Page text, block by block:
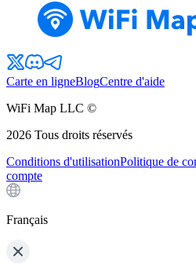
Carte en ligneBlogCentre d'aide
WiFi Map LLC ©
2026 Tous droits réservés
Conditions d'utilisationPolitique de
compte
Français